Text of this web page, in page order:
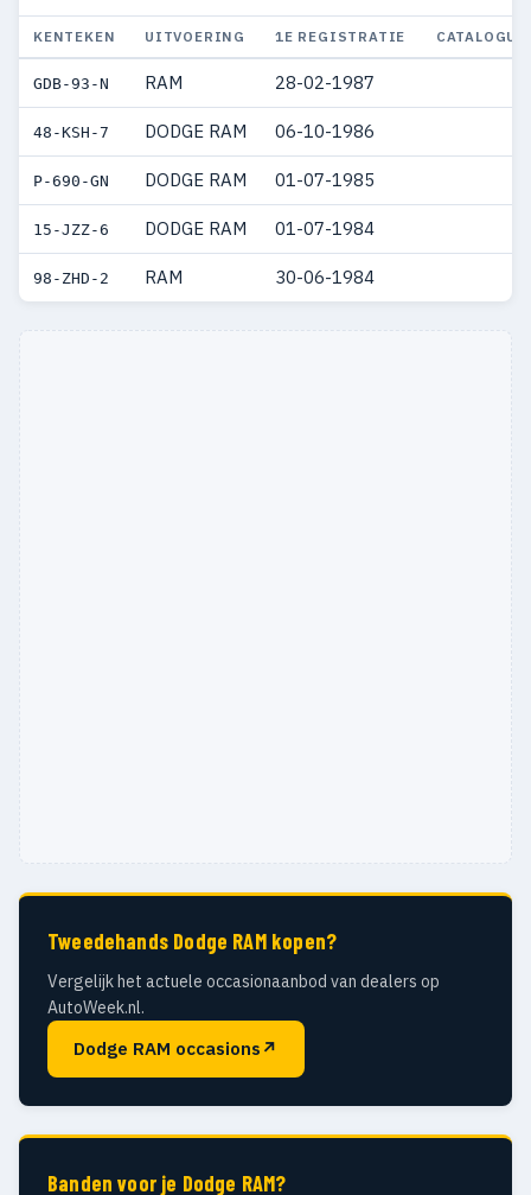
KENTEKEN UITVOERING 1E REGISTRATIE
GDB-93-N RAM 28-02-1987
48-KSH-7 DODGE RAM 06-10-1986
P-690-GN DODGE RAM 01-07-1985
15-JZZ-6 DODGE RAM 01-07-1984
98-ZHD-2 RAM 30-06-1984
Tweedehands Dodge RAM kopen?
Vergelijk het actuele occasionaanbod van dealers op
AutoWeek.nl.
Dodge RAM occasions ↗
Banden voor je Dodge RAM?